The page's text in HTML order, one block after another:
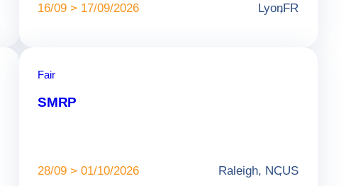
16/09 > 17/09/2026 Lyon
,FR
Fair
SMRP
28/09 > 01/10/2026 Raleigh, NC
,US